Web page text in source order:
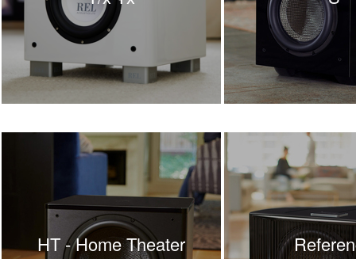
HT - Home Theater